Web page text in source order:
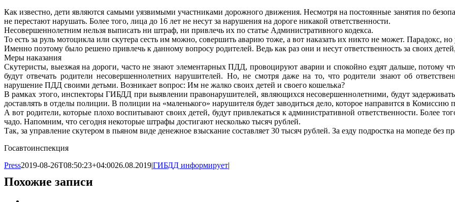
Как известно, дети являются самыми уязвимыми участниками дорожного движения. Несмотря на постоянные занятия по
не перестают нарушать. Более того, лица до 16 лет не несут за нарушения на дороге никакой ответственности.
Несовершеннолетним нельзя выписать ни штраф, ни привлечь их по статье Административного кодекса.
То есть за руль мотоцикла или скутера сесть им можно, совершить аварию тоже, а вот наказать их никто не может. Парадокс,
Именно поэтому было решено привлечь к данному вопросу родителей. Ведь как раз они и несут ответственность за своих
Меры наказания
Скутеристы, выезжая на дороги, часто не знают элементарных ПДД, провоцируют аварии и спокойно ездят дальше, потому
будут отвечать родители несовершеннолетних нарушителей. Но, не смотря даже на то, что родители знают об
нарушение ПДД своими детьми. Возникает вопрос: Им не жалко своих детей и своего кошелька?
В рамках этого, инспекторы ГИБДД при выявлении правонарушителей, являющихся несовершеннолетними, будут
доставлять в отделы полиции. В полиции на «маленького» нарушителя будет заводиться дело, которое направится в Комиссию
А вот родители, которые плохо воспитывают своих детей, будут привлекаться к административной ответственности. Более
чадо. Напомним, что сегодня некоторые штрафы достигают несколько тысяч рублей.
Так, за управление скутером в пьяном виде денежное взыскание составляет 30 тысяч рублей. За езду подростка на мопеде без
Госавтоинспекция
Press2019-08-26T08:50:23+04:0026.08.2019|ГИБДД информирует|
Похожие записи